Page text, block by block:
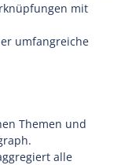
mit
umfangreiche
Themen und
alle